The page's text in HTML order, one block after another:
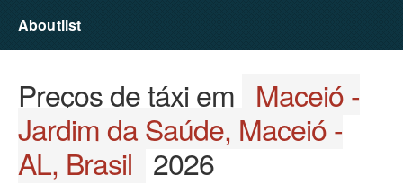
Aboutlist
Preços de táxi em Maceió -
Jardim da Saúde, Maceió -
AL, Brasil 2026